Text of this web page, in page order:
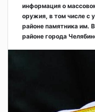
информация о
оружия, в том числе с
районе памятника им.
районе города